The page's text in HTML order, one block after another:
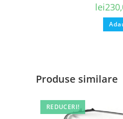
lei
Produse similare
REDUCERI!